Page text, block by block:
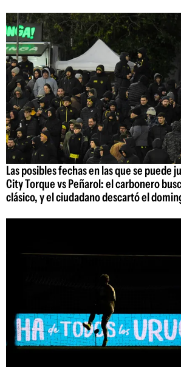
Las posibles fechas en las que se puede
City Torque vs Peñarol: el carbonero
clásico, y el ciudadano descartó el